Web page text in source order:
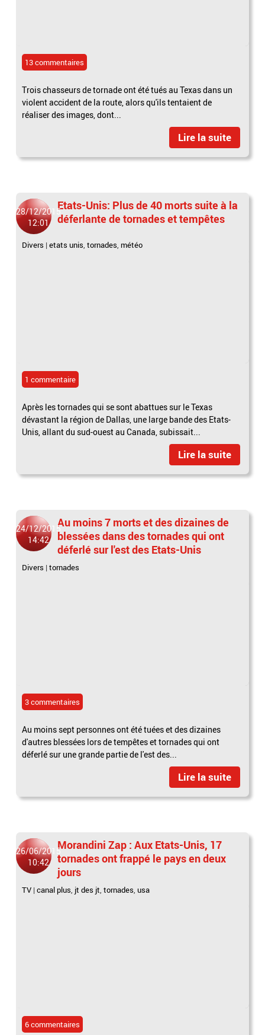
13 commentaires
Trois chasseurs de tornade ont été tués au Texas dans un
violent accident de la route, alors qu'ils tentaient de
réaliser des images, dont...
Lire la suite
28/12/2015
12:01
Etats-Unis: Plus de 40 morts suite à la
déferlante de tornades et tempêtes
Divers |etats unis,tornades, météo
1 commentaire
Après les tornades qui se sont abattues sur le Texas
dévastant la région de Dallas, une large bande des Etats-
Unis, allant du sud-ouest au Canada, subissait...
Lire la suite
24/12/2015
14:42
Au moins 7 morts et des dizaines de
blessées dans des tornades qui ont
déferlé sur l'est des Etats-Unis
Divers |tornades
3 commentaires
Au moins sept personnes ont été tuées et des dizaines
d'autres blessées lors de tempêtes et tornades qui ont
déferlé sur une grande partie de l'est des...
Lire la suite
26/06/2015
10:42
Morandini Zap : Aux Etats-Unis, 17
tornades ont frappé le pays en deux
jours
TV |canal plus, jt des jt,tornades,usa
6 commentaires